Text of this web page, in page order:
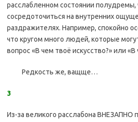
расслабленном состоянии полудремы,
сосредоточиться на внутренних
раздражителях. Например, спокойно
что кругом много людей, которые
вопрос «В чем твоё искусство?» или
Редкость же, ващще…
3
Из-за великого расслабона ВНЕЗАПНО